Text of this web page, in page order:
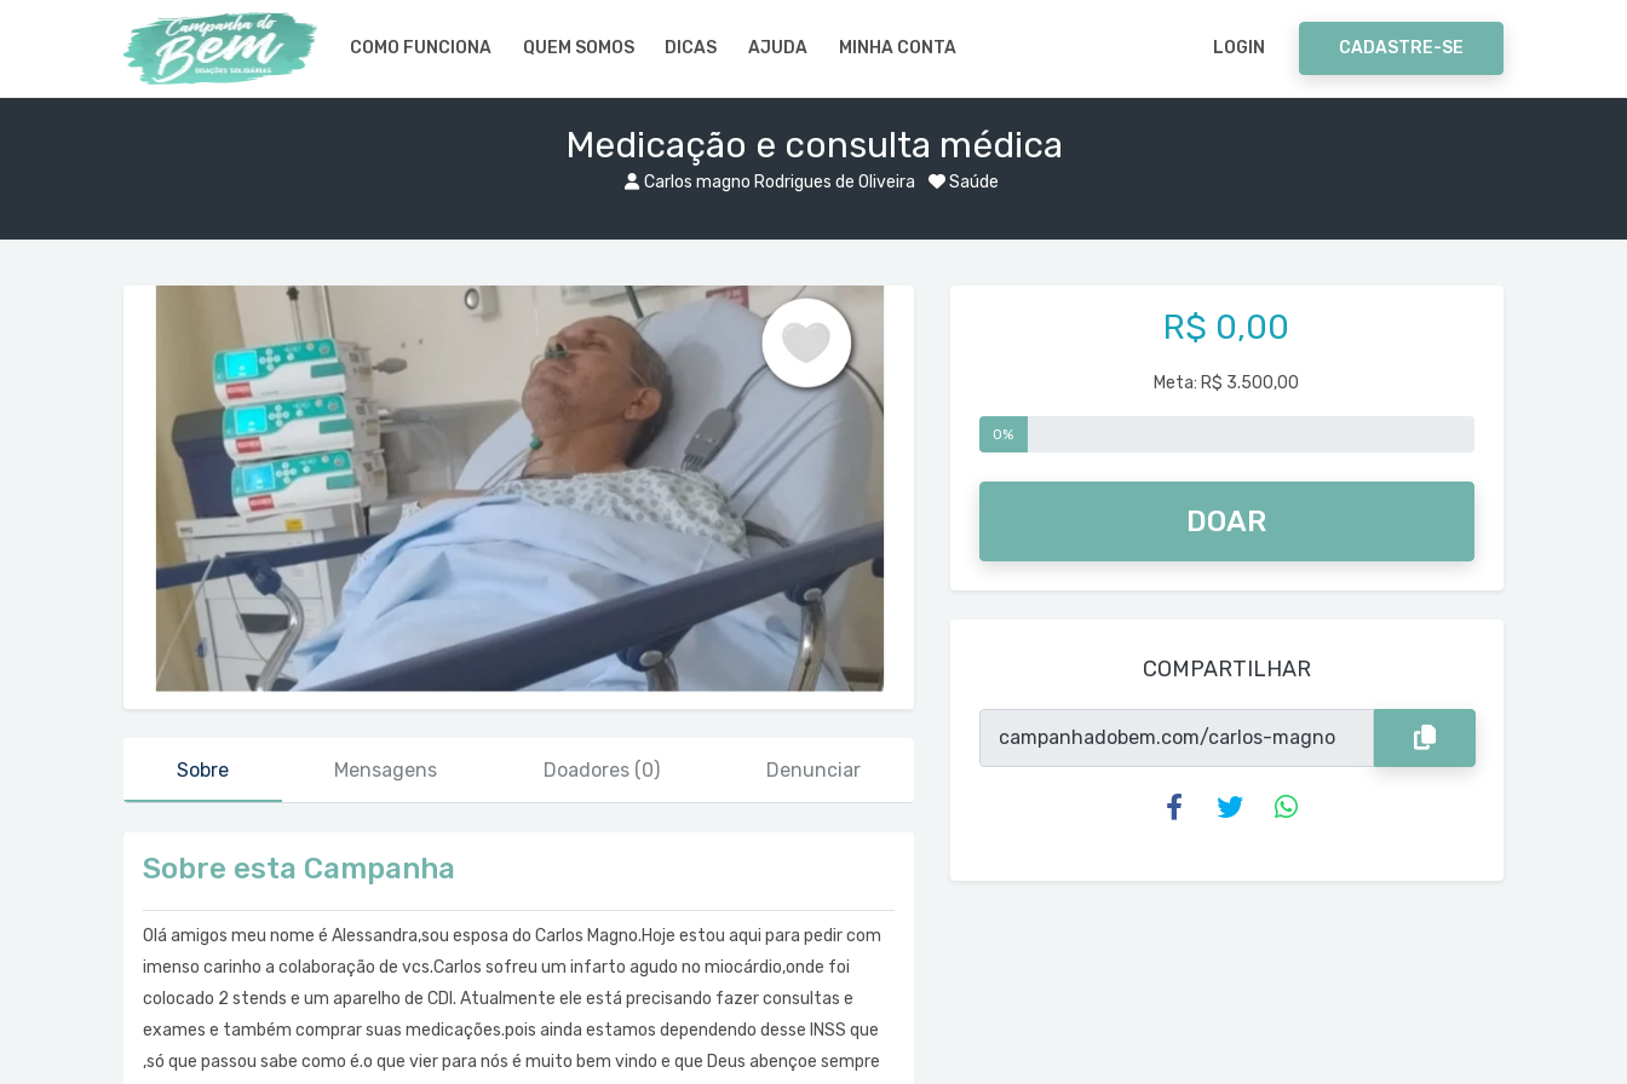
COMO FUNCIONA QUEM SOMOS DICAS AJUDA MINHA CONTA LOGIN CADASTRE-SE
Medicação e consulta médica
Carlos magno Rodrigues de Oliveira Saúde
Sobre Mensagens Doadores (0) Denunciar
Sobre esta Campanha
Olá amigos meu nome é Alessandra,sou esposa do Carlos Magno.Hoje estou aqui para pedir com
imenso carinho a colaboração de vcs.Carlos sofreu um infarto agudo no miocárdio,onde foi
colocado 2 stends e um aparelho de CDI. Atualmente ele está precisando fazer consultas e
exames e também comprar suas medicações.pois ainda estamos dependendo desse INSS que
,só que passou sabe como é.o que vier para nós é muito bem vindo e que Deus abençoe sempre
R$ 0,00
Meta: R$ 3.500,00
0%
DOAR
COMPARTILHAR